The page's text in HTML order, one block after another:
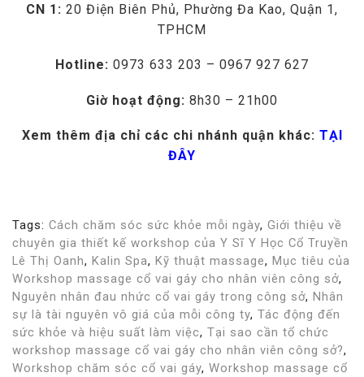
CN 1: 20 Điện Biên Phủ, Phường Đa Kao, Quận 1,
TPHCM
Hotline: 0973 633 203 – 0967 927 627
Giờ hoạt động: 8h30 – 21h00
Xem thêm địa chỉ các chi nhánh quận khác: TẠI
ĐÂY
Tags: Cách chăm sóc sức khỏe mỗi ngày, Giới thiệu về
chuyên gia thiết kế workshop của Y Sĩ Y Học Cổ Truyền
Lê Thị Oanh, Kalin Spa, Kỹ thuật massage, Mục tiêu của
Workshop massage cổ vai gáy cho nhân viên công sở,
Nguyên nhân đau nhức cổ vai gáy trong công sở, Nhân
sự là tài nguyên vô giá của mỗi công ty, Tác động đến
sức khỏe và hiệu suất làm việc, Tại sao cần tổ chức
workshop massage cổ vai gáy cho nhân viên công sở?,
Workshop chăm sóc cổ vai gáy, Workshop massage cổ